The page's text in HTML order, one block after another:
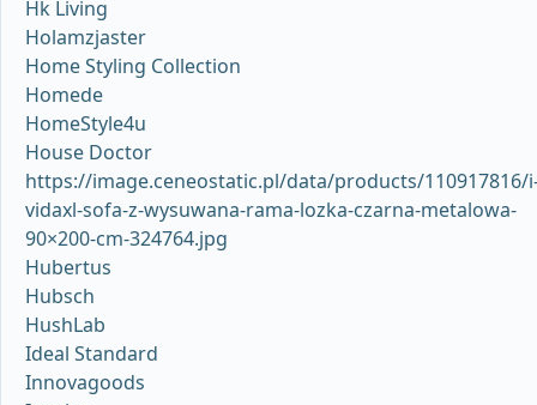
Hk Living
Holamzjaster
Home Styling Collection
Homede
HomeStyle4u
House Doctor
https://image.ceneostatic.pl/data/products/110917816/
vidaxl-sofa-z-wysuwana-rama-lozka-czarna-metalowa-
90×200-cm-324764.jpg
Hubertus
Hubsch
HushLab
Ideal Standard
Innovagoods